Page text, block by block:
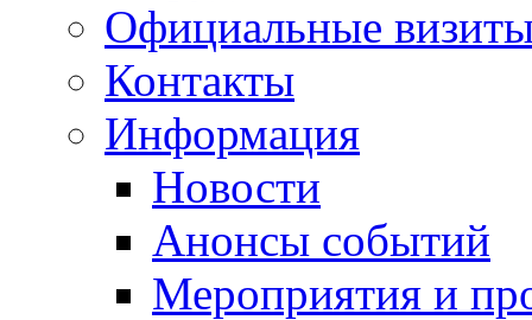
Официальные
Контакты
Информация
Новости
Анонсы событий
Мероприятия и